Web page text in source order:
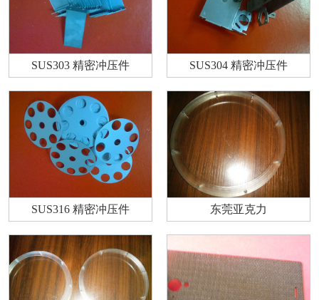
SUS303 精密冲压件 SUS304 精密冲压件
SUS316 精密冲压件 东莞亚克力